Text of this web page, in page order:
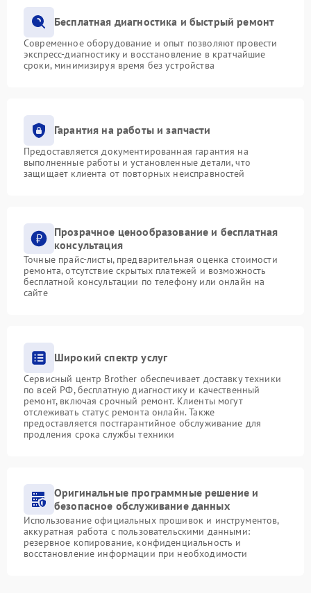
Бесплатная диагностика и быстрый ремонт
Современное оборудование и опыт позволяют провести
экспресс-диагностику и восстановление в кратчайшие
сроки, минимизируя время без устройства
Гарантия на работы и запчасти
Предоставляется документированная гарантия на
выполненные работы и установленные детали, что
защищает клиента от повторных неисправностей
Прозрачное ценообразование и бесплатная
консультация
Точные прайс-листы, предварительная оценка стоимости
ремонта, отсутствие скрытых платежей и возможность
бесплатной консультации по телефону или онлайн на
сайте
Широкий спектр услуг
Сервисный центр Brother обеспечивает доставку техники
по всей РФ, бесплатную диагностику и качественный
ремонт, включая срочный ремонт. Клиенты могут
отслеживать статус ремонта онлайн. Также
предоставляется постгарантийное обслуживание для
продления срока службы техники
Оригинальные программные решение и
безопасное обслуживание данных
Использование официальных прошивок и инструментов,
аккуратная работа с пользовательскими данными:
резервное копирование, конфиденциальность и
восстановление информации при необходимости